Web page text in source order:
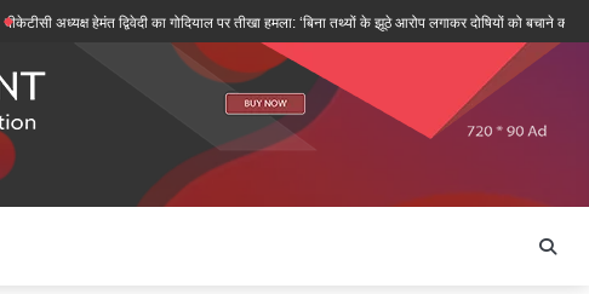
अध्यक्ष हेमंत द्विवेदी का गोदियाल पर तीखा हमला: ‘बिना तथ्यों के झूठे आरोप लगाकर दोषियों को बचाने की कोशिश’